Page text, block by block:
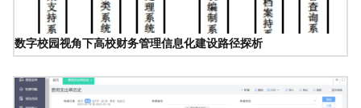
数字校园视角下高校财务管理信息化建设路径探析